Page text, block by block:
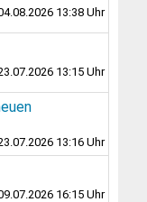
13:38 Uhr
13:15 Uhr
13:16 Uhr
16:15 Uhr